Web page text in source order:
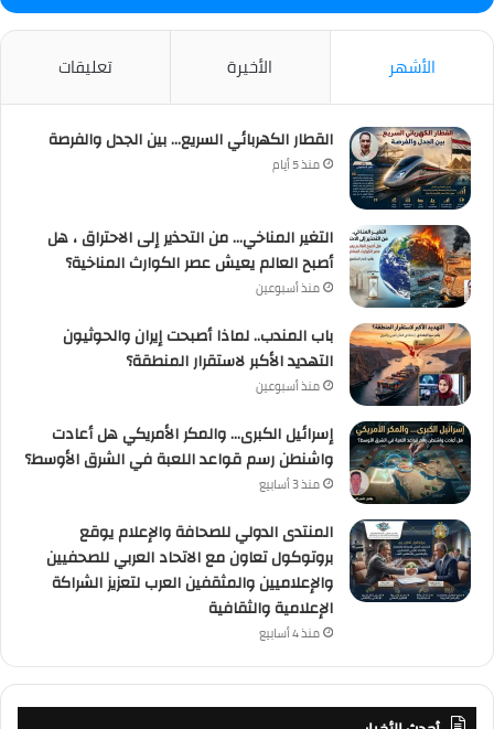
الأشهر الأخيرة تعليقات
القطار الكهربائي السريع… بين الجدل والفرصة
منذ 5 أيام
التغير المناخي… من التحذير إلى الاحتراق ، هل
أصبح العالم يعيش عصر الكوارث المناخية؟
منذ أسبوعين
باب المندب.. لماذا أصبحت إيران والحوثيون
التهديد الأكبر لاستقرار المنطقة؟
منذ أسبوعين
إسرائيل الكبرى… والمكر الأمريكي هل أعادت
واشنطن رسم قواعد اللعبة في الشرق الأوسط؟
منذ 3 أسابيع
المنتدى الدولي للصحافة والإعلام يوقع
بروتوكول تعاون مع الاتحاد العربي للصحفيين
والإعلاميين والمثقفين العرب لتعزيز الشراكة
الإعلامية والثقافية
منذ 4 أسابيع